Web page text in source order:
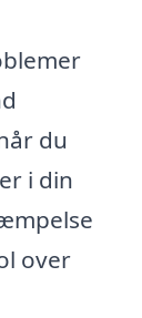
du
i din
over